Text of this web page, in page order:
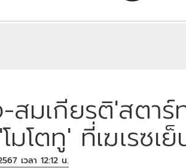
สมเกียรติ'สตา
มโตทู' ที่เฆเรซเ
เวลา 12:12 น.